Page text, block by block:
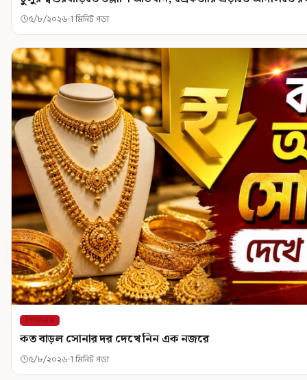
৫/৮/২০২৬ 1 মিনিট পড়া
শিরোনাম
কত বাড়ল সোনার দর দেখে নিন এক নজরে
৫/৮/২০২৬ 1 মিনিট পড়া